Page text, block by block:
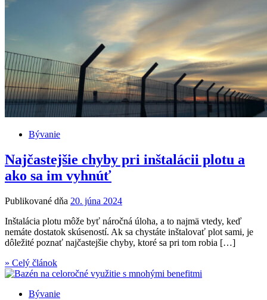
Bývanie
Najčastejšie chyby pri inštalácii plotu a
ako sa im vyhnúť
Publikované dňa 20. júna 2024
Inštalácia plotu môže byť náročná úloha, a to najmä vtedy, keď
nemáte dostatok skúseností. Ak sa chystáte inštalovať plot sami, je
dôležité poznať najčastejšie chyby, ktoré sa pri tom robia […]
» Celý článok
Bývanie